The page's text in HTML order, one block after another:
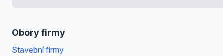
Obory firmy
Stavební firmy